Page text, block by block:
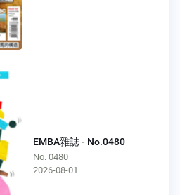
EMBA雜誌 - No.0480
No. 0480
2026-08-01